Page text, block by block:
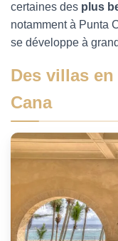
certaines des plus
notamment à Punta
se développe à
Des villas
Cana